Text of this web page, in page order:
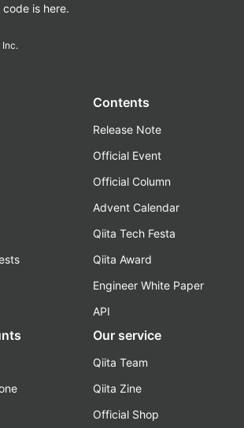
is here.
Contents
Release Note
Official Event
Official Column
Advent Calendar
Qiita Tech Festa
Qiita Award
Engineer White Paper
API
Our service
Qiita Team
Qiita Zine
Official Shop